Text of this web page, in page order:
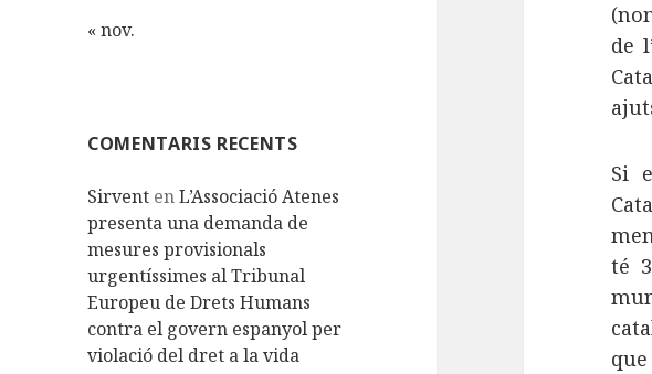
« nov.
COMENTARIS RECENTS
Sirvent enL’Associació Atenes
presenta una demanda de
mesures provisionals
urgentíssimes al Tribunal
Europeu de Drets Humans
contra el govern espanyol per
violació del dret a la vida
de
Si
té